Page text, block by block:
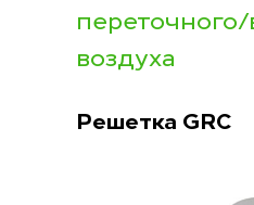
воздуха
Решетка GRC